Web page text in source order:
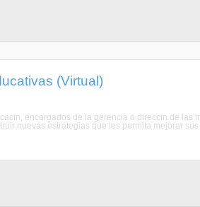
(Virtual)
encargados de la gerencia o direccin de las
nuevas estrategias que les permita mejorar